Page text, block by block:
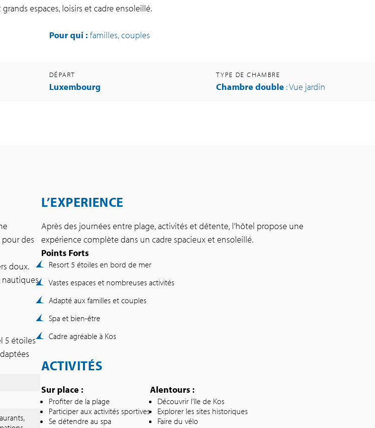
espaces, loisirs et cadre ensoleillé.
Pour qui : familles, couples
DÉPART
Luxembourg
TYPE DE CHAMBRE
Chambre double : Vue jardin
des
doux.
nautiques,
5 étoiles
L’EXPERIENCE
Après des journées entre plage, activités et détente, l’hôtel propose une
expérience complète dans un cadre spacieux et ensoleillé.
Points Forts
Resort 5 étoiles en bord de mer
Vastes espaces et nombreuses activités
Adapté aux familles et couples
Spa et bien-être
Cadre agréable à Kos
ACTIVITÉS
Sur place :
Profiter de la plage
Participer aux activités sportives
Se détendre au spa
Alentours :
Découvrir l’île de Kos
Explorer les sites historiques
Faire du vélo